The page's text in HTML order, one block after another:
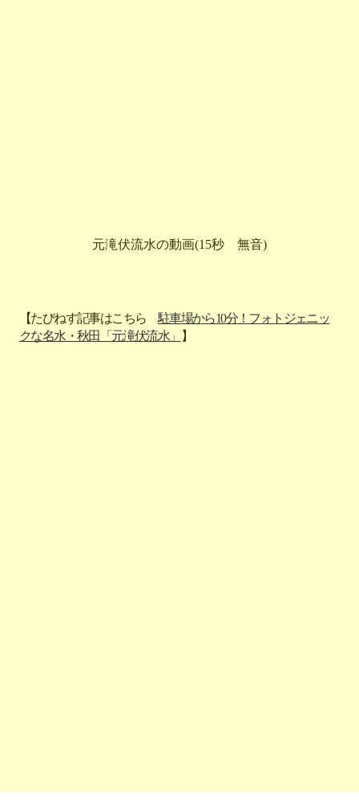
元滝伏流水の動画(15秒 無音)
【たびねす記事はこちら 駐車場から10分！フォトジェニッ
クな名水・秋田「元滝伏流水」
】